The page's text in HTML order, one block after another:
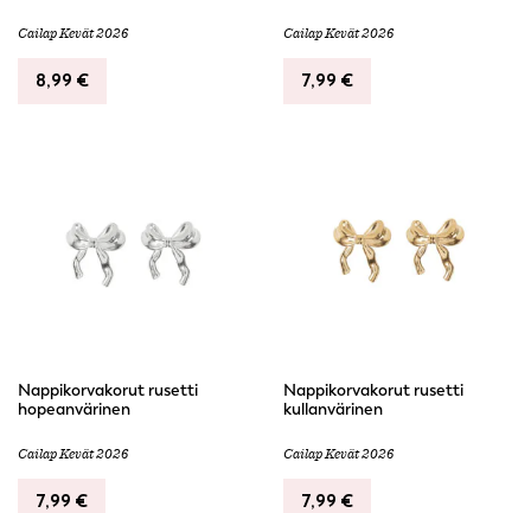
Cailap Kevät 2026
8,99 €
Cailap Kevät 2026
7,99 €
Nappikorvakorut rusetti
hopeanvärinen
Cailap Kevät 2026
7,99 €
Nappikorvakorut rusetti
kullanvärinen
Cailap Kevät 2026
7,99 €